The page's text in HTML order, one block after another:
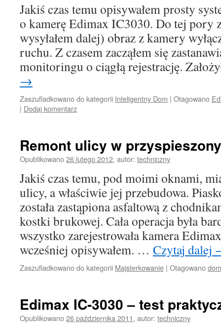
Jakiś czas temu opisywałem prosty
o kamerę Edimax IC3030. Do tej pory
wysyłałem dalej) obraz z kamery
ruchu. Z czasem zacząłem się
monitoringu o ciągłą rejestrację.
→
Zaszufladkowano do kategorii Inteligentny Dom | Otagowano
| Dodaj komentarz
Remont ulicy w
Opublikowano26 lutego 2012, autor: techniczny
Jakiś czas temu, pod moimi oknami,
ulicy, a właściwie jej przebudowa.
została zastąpiona asfaltową z
kostki brukowej. Cała operacja była
wszystko zarejestrowała kamera
wcześniej opisywałem. … Czytaj dalej
Zaszufladkowano do kategorii Majsterkowanie | Otagowanodom
Edimax IC-3030 – test
Opublikowano26 października 2011, autor: techniczny